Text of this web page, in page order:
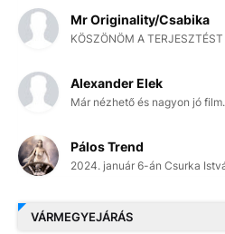
Mr Originality/Csabika
KÖSZÖNÖM A TERJESZTÉST
Alexander Elek
Már nézhető és nagyon jó film.
Pálos Trend
2024. január 6-án Csurka
VÁRMEGYEJÁRÁS